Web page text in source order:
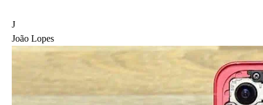
J
João Lopes